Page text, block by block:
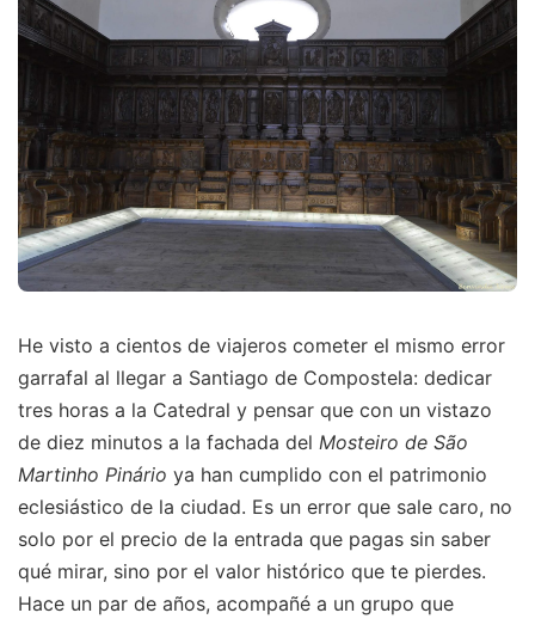
He visto a cientos de viajeros cometer el mismo error
garrafal al llegar a Santiago de Compostela: dedicar
tres horas a la Catedral y pensar que con un vistazo
de diez minutos a la fachada del Mosteiro de São
Martinho Pinário ya han cumplido con el patrimonio
eclesiástico de la ciudad. Es un error que sale caro, no
solo por el precio de la entrada que pagas sin saber
qué mirar, sino por el valor histórico que te pierdes.
Hace un par de años, acompañé a un grupo que